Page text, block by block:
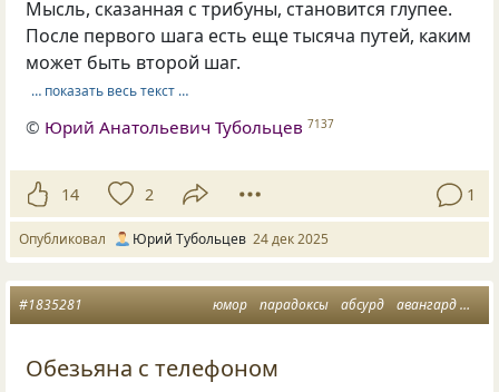
Мысль, сказанная с трибуны, становится глупее.
После первого шага есть еще тысяча путей, каким
может быть второй шаг.
… показать весь текст …
© Юрий Анатольевич Тубольцев 7137
14 2 1
Опубликовал Юрий Тубольцев 24 дек 2025
юмор парадоксы абсурд авангард
#1835281
Обезьяна с телефоном